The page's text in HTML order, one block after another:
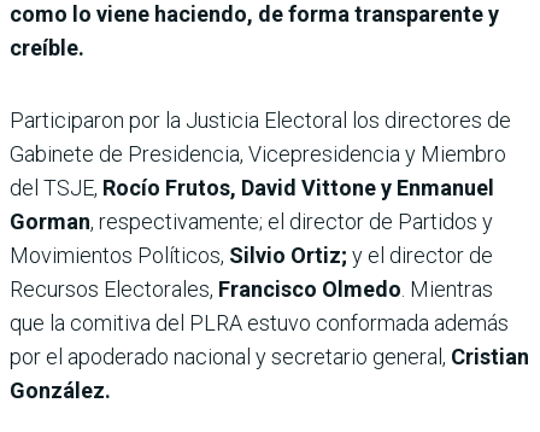
como lo viene haciendo, de forma transparente y
creíble.
Participaron por la Justicia Electoral los directores de
Gabinete de Presidencia, Vicepresidencia y Miembro
del TSJE, Rocío Frutos, David Vittone y Enmanuel
Gorman, respectivamente; el director de Partidos y
Movimientos Políticos, Silvio Ortiz; y el director de
Recursos Electorales, Francisco Olmedo. Mientras
que la comitiva del PLRA estuvo conformada además
por el apoderado nacional y secretario general, Cristian
González.